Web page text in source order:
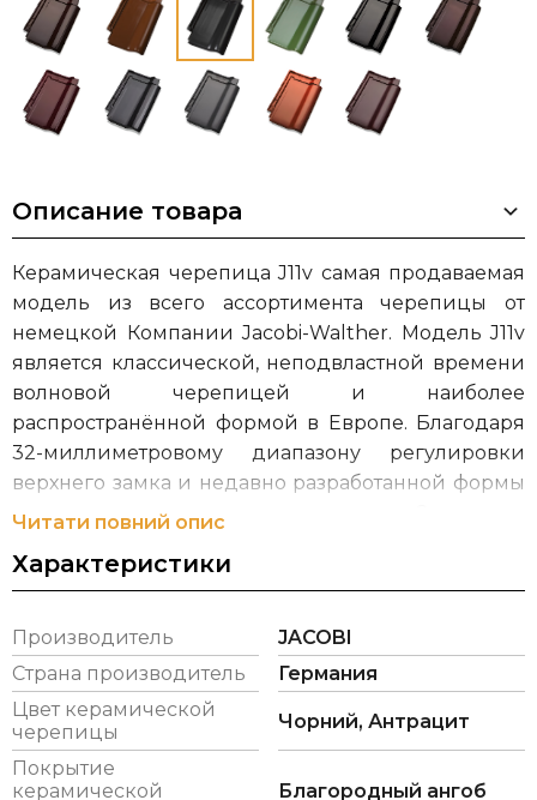
Описание товара
Керамическая черепица J11v самая продаваемая
модель из всего ассортимента черепицы от
немецкой Компании Jacobi-Walther. Модель J11v
является классической, неподвластной времени
волновой черепицей и наиболее
распространённой формой в Европе. Благодаря
32-миллиметровому диапазону регулировки
верхнего замка и недавно разработанной формы
вертикального замка с диапазоном до 8 мм, что в
ее укладке. Вы можете приобрести
17 различных ярких цветов, от стандартного
естественного красного до высококачественной
глазури Авангард.
Компания Jacobi-Walther была основана в 1860 г.
Йозефом Якоби. В настоящее время группой
Читати повний опис
Характеристики
Производитель
JACOBI
Страна производитель
Германия
Цвет керамической
черепицы
Чорний, Антрацит
Покрытие
керамической
Благородный ангоб